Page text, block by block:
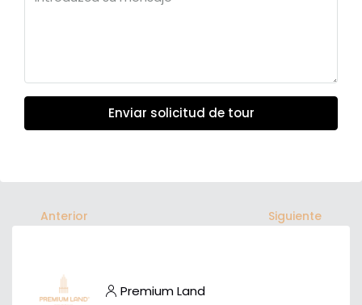
Enviar solicitud de tour
Anterior Siguiente
Premium Land